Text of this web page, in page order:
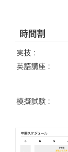
時間割
実技 :
英語講座 :
模擬試験 :